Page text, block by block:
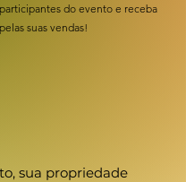
do evento e receba
pelas suas vendas!
sua propriedade